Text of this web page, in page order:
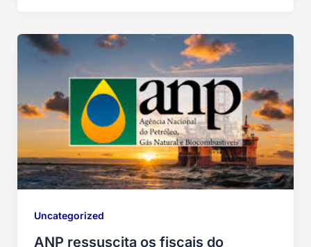
Uncategorized
ANP ressuscita os fiscais do